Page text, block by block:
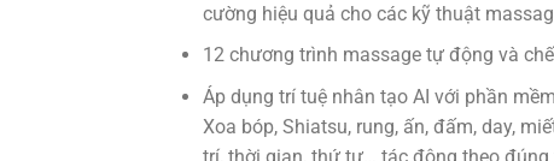
cường hiệu quả cho các kỹ thuật
12 chương trình massage tự động và
Áp dụng trí tuệ nhân tạo AI với phần
Xoa bóp, Shiatsu, rung, ấn, đấm, day,